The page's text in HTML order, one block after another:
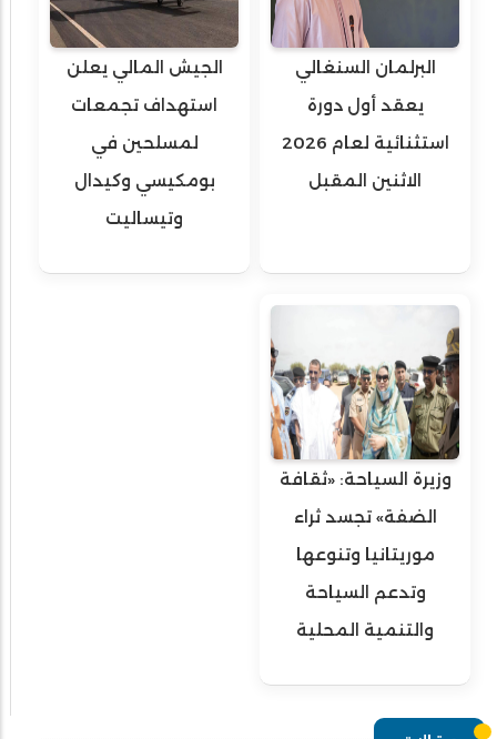
البرلمان السنغالي
يعقد أول دورة
استثنائية لعام 2026
الاثنين المقبل
الجيش المالي يعلن
استهداف تجمعات
لمسلحين في
بومكيسي وكيدال
وتيساليت
وزيرة السياحة: «ثقافة
الضفة» تجسد ثراء
موريتانيا وتنوعها
وتدعم السياحة
والتنمية المحلية